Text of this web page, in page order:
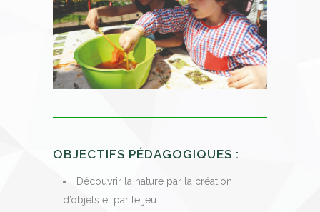
OBJECTIFS PÉDAGOGIQUES :
Découvrir la nature par la création
d’objets et par le jeu